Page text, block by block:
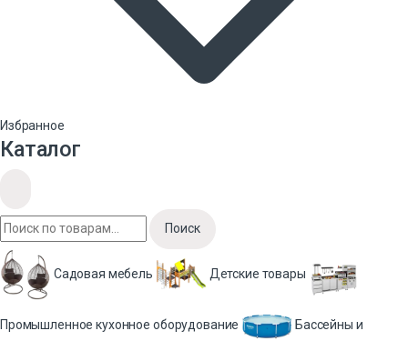
Избранное
Каталог
Поиск
Садовая мебель Детские товары
Промышленное кухонное оборудование Бассейны и